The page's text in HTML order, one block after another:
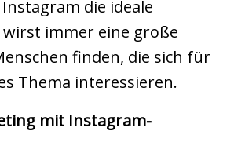
die ideale
immer eine große
finden, die sich für
Thema interessieren.
mit Instagram-